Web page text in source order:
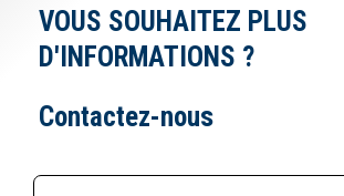
VOUS SOUHAITEZ PLUS
D'INFORMATIONS ?
Contactez-nous